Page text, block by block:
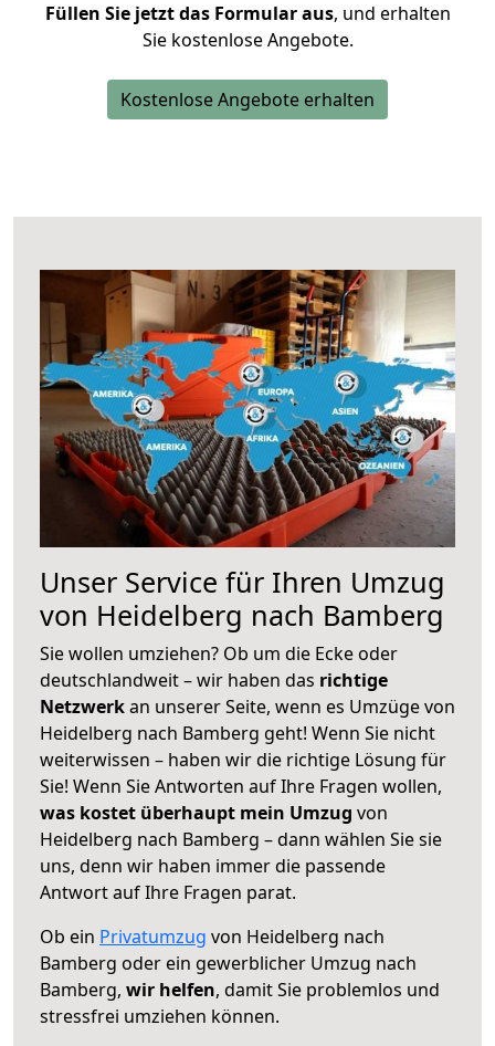
Füllen Sie jetzt das Formular aus, und erhalten
Sie kostenlose Angebote.
Kostenlose Angebote erhalten
Unser Service für Ihren Umzug
von Heidelberg nach Bamberg
Sie wollen umziehen? Ob um die Ecke oder
deutschlandweit – wir haben das richtige
Netzwerkan unserer Seite, wenn es Umzüge von
Heidelberg nach Bamberg geht! Wenn Sie nicht
weiterwissen – haben wir die richtige Lösung für
Sie! Wenn Sie Antworten auf Ihre Fragen wollen,
was kostet überhaupt mein Umzug von
Heidelberg nach Bamberg – dann wählen Sie sie
uns, denn wir haben immer die passende
Antwort auf Ihre Fragen parat.
Ob ein Privatumzug von Heidelberg nach
Bamberg oder ein gewerblicher Umzug nach
Bamberg, wir helfen, damit Sie problemlos und
stressfrei umziehen können.